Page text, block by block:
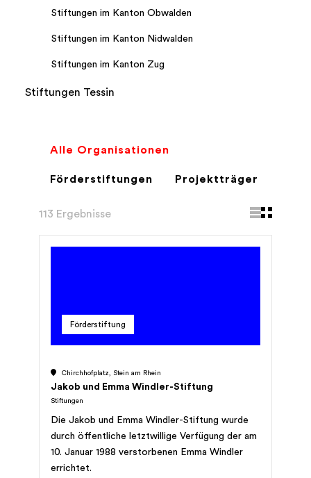
Stiftungen im Kanton Obwalden
Stiftungen im Kanton Nidwalden
Stiftungen im Kanton Zug
Stiftungen Tessin
Alle Organisationen
Förderstiftungen Projektträger
113 Ergebnisse
Förderstiftung
Chirchhofplatz, Stein am Rhein
Jakob und Emma Windler-Stiftung
Stiftungen
Die Jakob und Emma Windler-Stiftung wurde
durch öffentliche letztwillige Verfügung der am
10. Januar 1988 verstorbenen Emma Windler
errichtet.